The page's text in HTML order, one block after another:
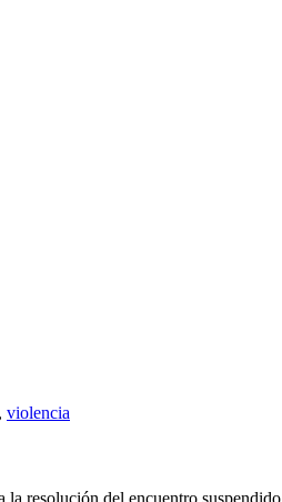
, violencia